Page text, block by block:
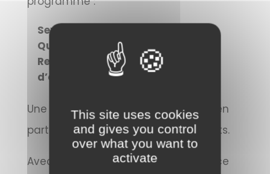
Sexualité et greffe avec Laurence
Quarez et Yolande Arnault
Rebond : point sur le programme
d’oncocoaching
Une journée qui promet d’être riche en
partage et en témoignages inspirants.
Avec la participation active du service
This site uses cookies
and gives you control
over what you want to
activate